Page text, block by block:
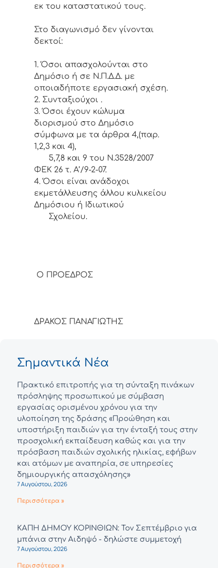
εκ του καταστατικού τους.
Στο διαγωνισμό δεν γίνονται
δεκτοί:
1. Όσοι απασχολούνται στο
Δημόσιο ή σε Ν.Π.Δ.Δ. με
οποιαδήποτε εργασιακή σχέση.
2. Συνταξιούχοι .
3. Όσοι έχουν κώλυμα
διορισμού στο Δημόσιο
σύμφωνα με τα άρθρα 4,(παρ.
1,2,3 και 4),
5,7,8 και 9 του Ν.3528/2007
ΦΕΚ 26 τ. Α’/9-2-07.
4. Όσοι είναι ανάδοχοι
εκμετάλλευσης άλλου κυλικείου
Δημόσιου ή Ιδιωτικού
Σχολείου.
Ο ΠΡΟΕΔΡΟΣ
ΔΡΑΚΟΣ ΠΑΝΑΓΙΩΤΗΣ
Σημαντικά Νέα
Πρακτικό επιτροπής για τη σύνταξη πινάκων
πρόσληψης προσωπικού με σύμβαση
εργασίας ορισμένου χρόνου για την
υλοποίηση της δράσης «Προώθηση και
υποστήριξη παιδιών για την ένταξή τους στην
προσχολική εκπαίδευση καθώς και για την
πρόσβαση παιδιών σχολικής ηλικίας, εφήβων
και ατόμων με αναπηρία, σε υπηρεσίες
δημιουργικής απασχόλησης»
7 Αυγούστου, 2026
Περισσότερα »
ΚΑΠΗ ΔΗΜΟΥ ΚΟΡΙΝΘΙΩΝ: Τον Σεπτέμβριο για
μπάνια στην Αιδηψό - δηλώστε συμμετοχή
7 Αυγούστου, 2026
Περισσότερα »